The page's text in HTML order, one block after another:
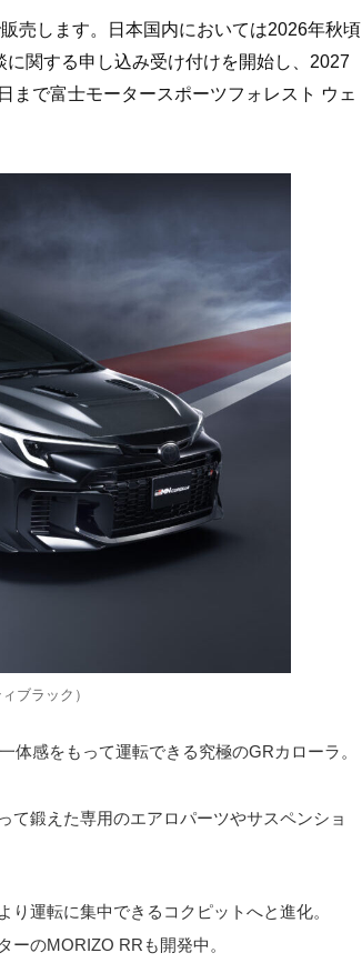
売します。日本国内においては2026年秋頃
関する申し込み受け付けを開始し、2027
まで富士モータースポーツフォレスト ウェ
ブラック）
感をもって運転できる究極のGRカローラ。
て鍛えた専用のエアロパーツやサスペンショ
運転に集中できるコクピットへと進化。
ーのMORIZO RRも開発中。